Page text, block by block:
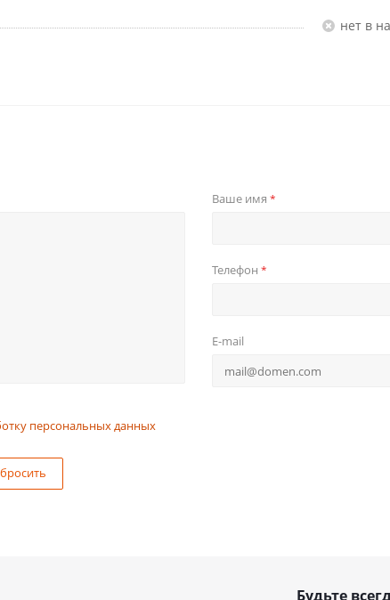
Нет в
Ваше имя *
Телефон *
E-mail
персональных данных
Будьте